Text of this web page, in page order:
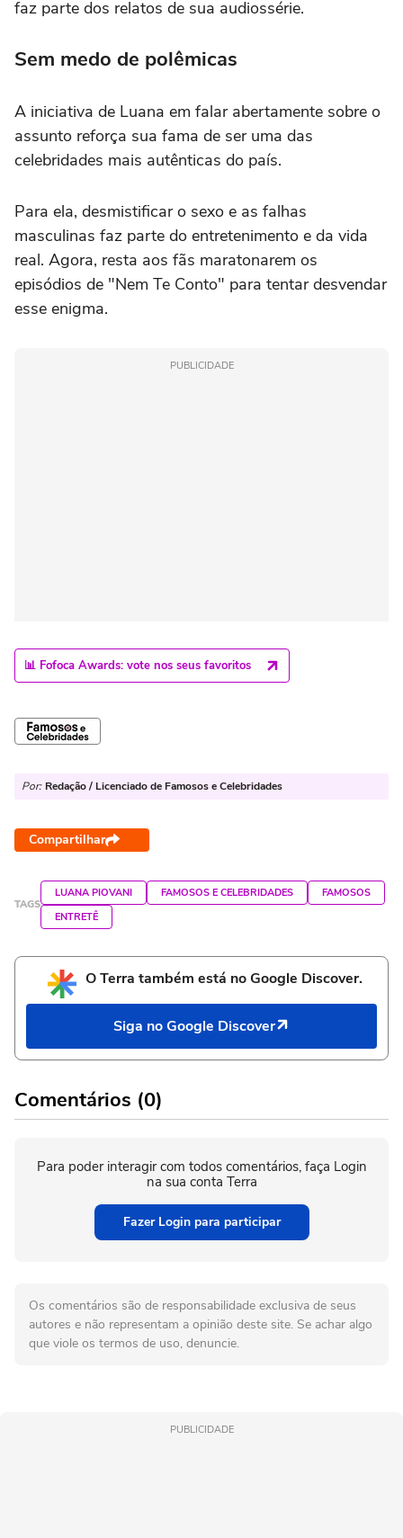
faz parte dos relatos de sua audiossérie.
Sem medo de polêmicas
A iniciativa de Luana em falar abertamente sobre o
assunto reforça sua fama de ser uma das
celebridades mais autênticas do país.
Para ela, desmistificar o sexo e as falhas
masculinas faz parte do entretenimento e da vida
real. Agora, resta aos fãs maratonarem os
episódios de "Nem Te Conto" para tentar desvendar
esse enigma.
PUBLICIDADE
📊 Fofoca Awards: vote nos seus favoritos
Por: Redação / Licenciado de Famosos e Celebridades
Compartilhar
TAGS
LUANA PIOVANI FAMOSOS E CELEBRIDADES
FAMOSOS
ENTRETÊ
O Terra também está no Google Discover.
Siga no Google Discover
Comentários (0)
Para poder interagir com todos comentários, faça Login
na sua conta Terra
Fazer Login para participar
Os comentários são de responsabilidade exclusiva de seus
autores e não representam a opinião deste site. Se achar algo
que viole os termos de uso, denuncie.
PUBLICIDADE